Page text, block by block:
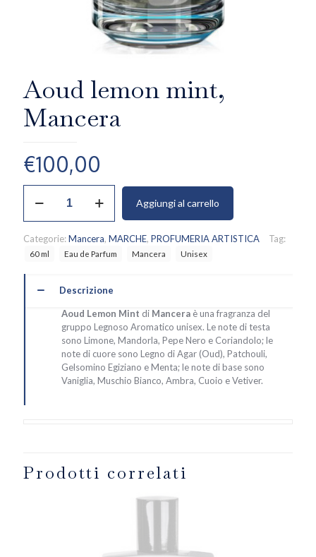
Aoud lemon mint,
Mancera
€100,00
lemon
quantità
Aggiungi al carrello
Categorie:Mancera, MARCHE, PROFUMERIA ARTISTICA Tag:
60 ml Eau de Parfum Mancera Unisex
Descrizione
Aoud Lemon Mint di Mancera è una fragranza del
gruppo Legnoso Aromatico unisex. Le note di testa
sono Limone, Mandorla, Pepe Nero e Coriandolo; le
note di cuore sono Legno di Agar (Oud), Patchouli,
Gelsomino Egiziano e Menta; le note di base sono
Vaniglia, Muschio Bianco, Ambra, Cuoio e Vetiver.
Prodotti correlati